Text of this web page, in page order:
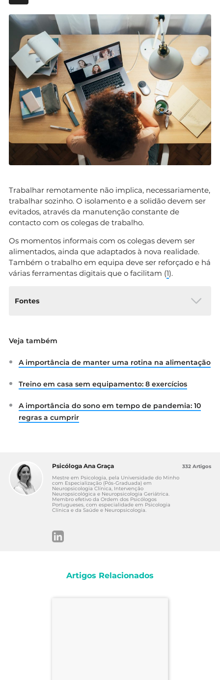
Trabalhar remotamente não implica, necessariamente,
trabalhar sozinho. O isolamento e a solidão devem ser
evitados, através da manutenção constante de
contacto com os colegas de trabalho.
Os momentos informais com os colegas devem ser
alimentados, ainda que adaptados à nova realidade.
Também o trabalho em equipa deve ser reforçado e há
várias ferramentas digitais que o facilitam (1).
Fontes
(2020). Recomendações para quem está
https://www.ordemdospsicologos.pt/ficheir
eletrabalho.pdf
Burnout on the Rise. Psychology Today.
Disponível em:
Veja também
A importância de manter uma rotina na alimentação
Treino em casa sem equipamento: 8 exercícios
A importância do sono em tempo de pandemia: 10
regras a cumprir
Psicóloga Ana Graça
Mestre em Psicologia, pela Universidade do Minho
com Especialização (Pós-Graduada) em
Neuropsicologia Clínica, Intervenção
Neuropsicológica e Neuropsicologia Geriátrica.
Membro efetivo da Ordem dos Psicólogos
Portugueses, com especialidade em Psicologia
Clínica e da Saúde e Neuropsicologia.
332 Artigos
Artigos Relacionados